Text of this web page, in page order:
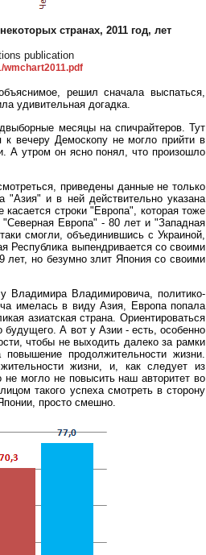
странах, 2011 год, лет
publication
wmchart2011.pdf
решил сначала выспаться,
удивительная догадка.
месяцы на спичрайтеров. Тут
вечеру Демоскопу не могло прийти в
А утром он ясно понял, что произошло
приведены данные не только
и в ней действительно указана
строки "Европа", которая тоже
Европа" - 80 лет и "Западная
смогли, объединившись с Украиной,
Республика выпендривается со своими
но безумно злит Япония со своими
Владимира Владимировича, политико-
имелась в виду Азия, Европа попала
азиатская страна. Ориентироваться
будущего. А вот у Азии - есть, особенно
чтобы не выходить далеко за рамки
продолжительности жизни.
жизни, и, как следует из
могло не повысить наш авторитет во
такого успеха смотреть в сторону
просто смешно.